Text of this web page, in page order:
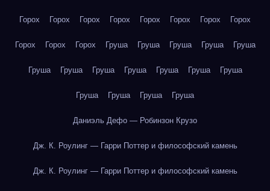
Горох Горох Горох Горох Горох Горох Горох Горох
Горох Горох Горох Груша Груша Груша Груша Груша
Груша Груша Груша Груша Груша Груша Груша
Груша Груша Груша Груша
Даниэль Дефо — Робинзон Крузо
Дж. К. Роулинг — Гарри Поттер и философский камень
Дж. К. Роулинг — Гарри Поттер и философский камень